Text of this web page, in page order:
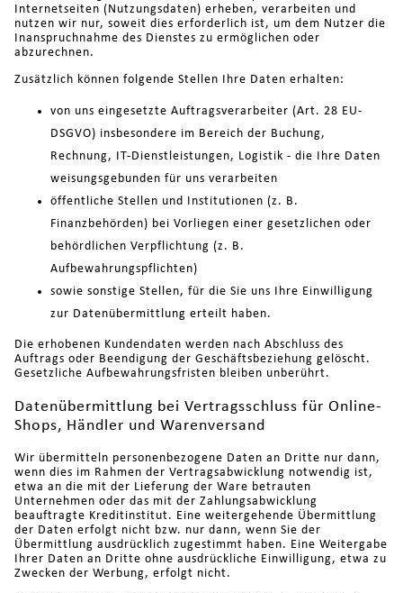
Internetseiten (Nutzungsdaten) erheben, verarbeiten und
nutzen wir nur, soweit dies erforderlich ist, um dem Nutzer die
Inanspruchnahme des Dienstes zu ermöglichen oder
abzurechnen.
Zusätzlich können folgende Stellen Ihre Daten erhalten:
von uns eingesetzte Auftragsverarbeiter (Art. 28 EU-
DSGVO) insbesondere im Bereich der Buchung,
Rechnung, IT-Dienstleistungen, Logistik - die Ihre Daten
weisungsgebunden für uns verarbeiten
öffentliche Stellen und Institutionen (z. B.
Finanzbehörden) bei Vorliegen einer gesetzlichen oder
behördlichen Verpflichtung (z. B.
Aufbewahrungspflichten)
sowie sonstige Stellen, für die Sie uns Ihre Einwilligung
zur Datenübermittlung erteilt haben.
Die erhobenen Kundendaten werden nach Abschluss des
Auftrags oder Beendigung der Geschäftsbeziehung gelöscht.
Gesetzliche Aufbewahrungsfristen bleiben unberührt.
Datenübermittlung bei Vertragsschluss für Online-
Shops, Händler und Warenversand
Wir übermitteln personenbezogene Daten an Dritte nur dann,
wenn dies im Rahmen der Vertragsabwicklung notwendig ist,
etwa an die mit der Lieferung der Ware betrauten
Unternehmen oder das mit der Zahlungsabwicklung
beauftragte Kreditinstitut. Eine weitergehende Übermittlung
der Daten erfolgt nicht bzw. nur dann, wenn Sie der
Übermittlung ausdrücklich zugestimmt haben. Eine Weitergabe
Ihrer Daten an Dritte ohne ausdrückliche Einwilligung, etwa zu
Zwecken der Werbung, erfolgt nicht.